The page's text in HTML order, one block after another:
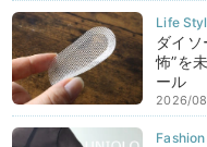
ダイ
怖”を
ール
2026/